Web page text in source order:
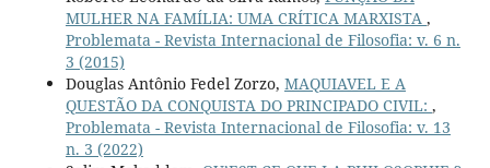
MULHER NA FAMÍLIA: UMA CRÍTICA MARXISTA ,
Problemata - Revista Internacional de Filosofia: v. 6 n.
3 (2015)
Douglas Antônio Fedel Zorzo, MAQUIAVEL E A
QUESTÃO DA CONQUISTA DO PRINCIPADO CIVIL: ,
Problemata - Revista Internacional de Filosofia: v. 13
n. 3 (2022)